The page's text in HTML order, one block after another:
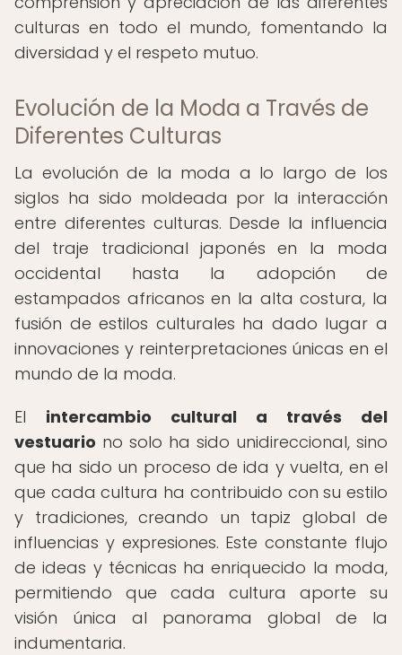
culturas en todo el mundo, fomentando la
diversidad y el respeto mutuo.
Evolución de la Moda a Través de
Diferentes Culturas
La evolución de la moda a lo largo de los
siglos ha sido moldeada por la interacción
entre diferentes culturas. Desde la influencia
del traje tradicional japonés en la moda
occidental hasta la adopción de
estampados africanos en la alta costura, la
fusión de estilos culturales ha dado lugar a
innovaciones y reinterpretaciones únicas en el
mundo de la moda.
El intercambio cultural a través del
vestuario no solo ha sido unidireccional, sino
que ha sido un proceso de ida y vuelta, en el
que cada cultura ha contribuido con su estilo
y tradiciones, creando un tapiz global de
influencias y expresiones. Este constante flujo
de ideas y técnicas ha enriquecido la moda,
permitiendo que cada cultura aporte su
visión única al panorama global de la
indumentaria.